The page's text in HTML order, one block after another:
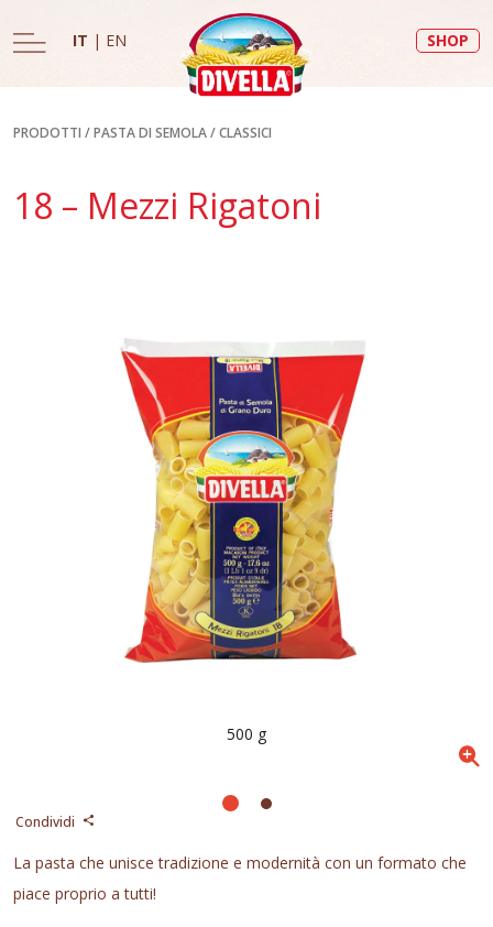
IT | EN SHOP
PRODOTTI /PASTA DI SEMOLA/CLASSICI
18 – Mezzi Rigatoni
Condividi
La pasta che unisce tradizione e modernità con un formato che
piace proprio a tutti!
500 g